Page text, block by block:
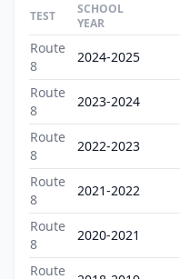
TEST
SCHOOL
YEAR
Route
8
2024-2025
Route
8
2023-2024
Route
8
2022-2023
Route
8
2021-2022
Route
8
2020-2021
Route